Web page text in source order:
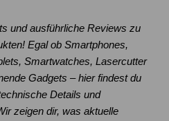
und ausführliche Reviews zu
Egal ob Smartphones,
Smartwatches, Lasercutter
Gadgets – hier findest du
Details und
zeigen dir, was aktuelle